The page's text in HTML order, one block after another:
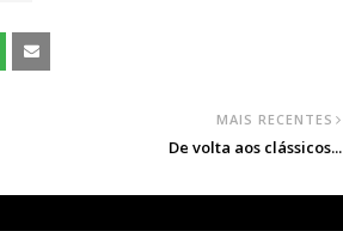
MAIS RECENTES
De volta aos clássicos...